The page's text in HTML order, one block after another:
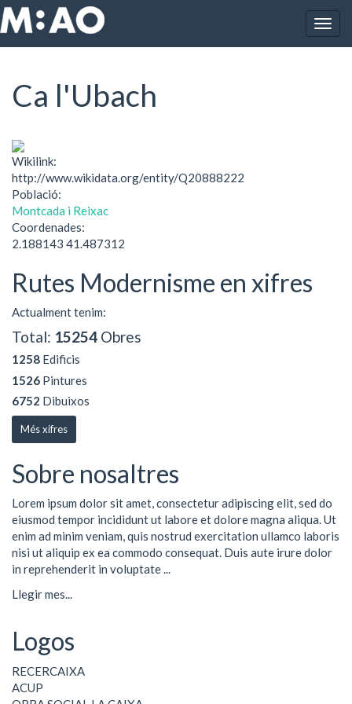
Vés al contingut
Inici Ca l'Ubach
Ca l'Ubach
Wikilink:
http://www.wikidata.org/entity/Q20888222
Població:
Montcada i Reixac
Coordenades:
2.188143 41.487312
Rutes Modernisme en xifres
Actualment tenim:
Total: 15254 Obres
1258 Edificis
1526 Pintures
6752 Dibuixos
Més xifres
Sobre nosaltres
Lorem ipsum dolor sit amet, consectetur adipiscing elit, sed do
eiusmod tempor incididunt ut labore et dolore magna aliqua. Ut
enim ad minim veniam, quis nostrud exercitation ullamco laboris
nisi ut aliquip ex ea commodo consequat. Duis aute irure dolor
in reprehenderit in voluptate ...
Llegir mes...
Logos
RECERCAIXA
ACUP